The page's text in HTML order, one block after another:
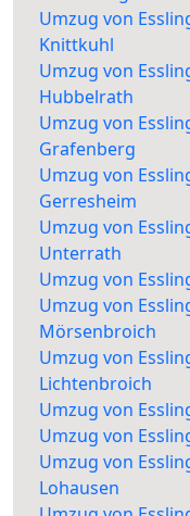
Umzug von
Knittkuhl
Umzug von
Hubbelrath
Umzug von
Grafenberg
Umzug von
Gerresheim
Umzug von
Unterrath
Umzug von
Umzug von
Mörsenbroich
Umzug von
Lichtenbroich
Umzug von
Umzug von
Umzug von
Lohausen